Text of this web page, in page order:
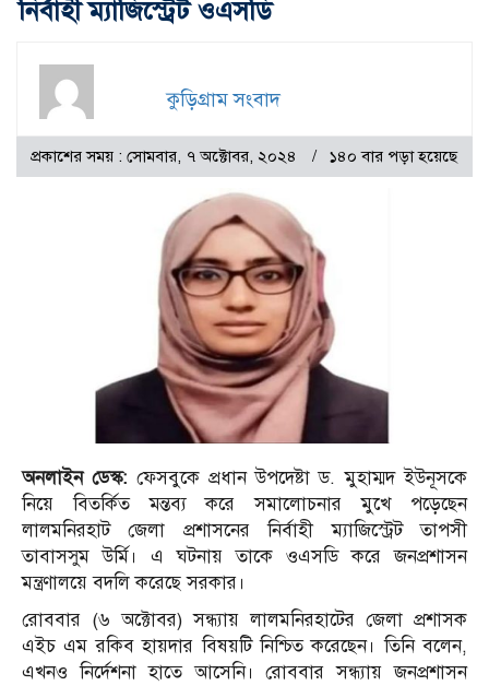
নির্বাহী ম্যাজিস্ট্রেট ওএসডি
কুড়িগ্রাম সংবাদ
প্রকাশের সময় : সোমবার, ৭ অক্টোবর, ২০২৪ ১৪০ বার পড়া হয়েছে
অনলাইন ডেস্ক: ফেসবুকে প্রধান উপদেষ্টা ড. মুহাম্মদ ইউনূসকে
নিয়ে বিতর্কিত মন্তব্য করে সমালোচনার মুখে পড়েছেন
লালমনিরহাট জেলা প্রশাসনের নির্বাহী ম্যাজিস্ট্রেট তাপসী
তাবাসসুম উর্মি। এ ঘটনায় তাকে ওএসডি করে জনপ্রশাসন
মন্ত্রণালয়ে বদলি করেছে সরকার।
রোববার (৬ অক্টোবর) সন্ধ্যায় লালমনিরহাটের জেলা প্রশাসক
এইচ এম রকিব হায়দার বিষয়টি নিশ্চিত করেছেন। তিনি বলেন,
এখনও নির্দেশনা হাতে আসেনি। রোববার সন্ধ্যায় জনপ্রশাসন